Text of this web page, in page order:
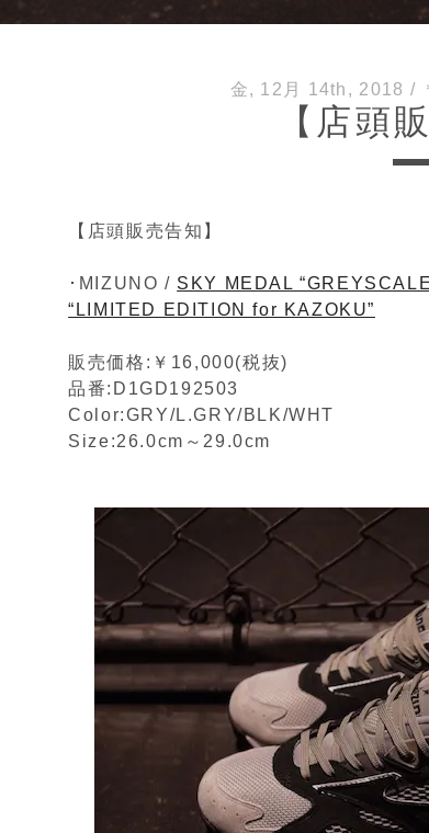
金, 12月 14th, 2018 /
【店頭
【店頭販売告知】
･MIZUNO / SKY MEDAL
“LIMITED EDITION for KAZOKU”
販売価格:￥16,000(税抜)
品番:D1GD192503
Color:GRY/L.GRY/BLK/WHT
Size:26.0cm～29.0cm